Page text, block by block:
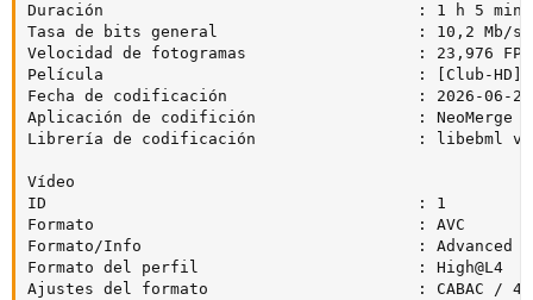
Duración                                 : 1 h 5 min
Tasa de bits general                     : 10,2 Mb/s
Velocidad de fotogramas                  : 23,976 FPS
Película                                 : [Club-HD]
Fecha de codificación                    : 2026-06-22
Aplicación de codifición                 : NeoMerge
Librería de codificación                 : libebml
Vídeo
ID                                       : 1
Formato                                  : AVC
Formato/Info                             : Advanced
Formato del perfil                       : High@L4
Ajustes del formato                      : CABAC / 4